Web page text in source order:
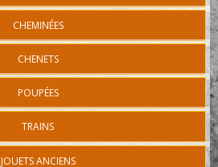
CHEMINÉES
CHENETS
POUPÉES
TRAINS
JOUETS ANCIENS